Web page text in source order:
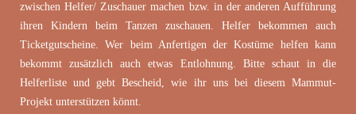
zwischen Helfer/ Zuschauer machen bzw. in der anderen Aufführung
ihren Kindern beim Tanzen zuschauen. Helfer bekommen auch
Ticketgutscheine. Wer beim Anfertigen der Kostüme helfen kann
bekommt zusätzlich auch etwas Entlohnung. Bitte schaut in die
Helferliste und gebt Bescheid, wie ihr uns bei diesem Mammut-
Projekt unterstützen könnt.